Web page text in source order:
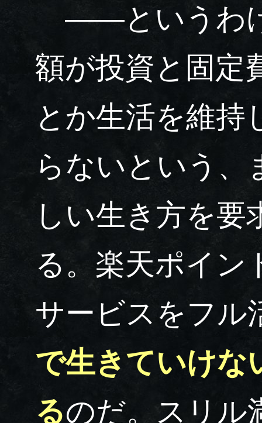
――というわ
額が投資と固定
とか生活を維持
らないという、
しい生き方を要
る。楽天ポイン
サービスをフル
で生きていけな
るのだ。スリル